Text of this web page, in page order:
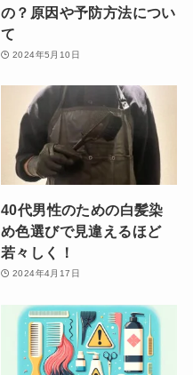
の？原因や予防方法につい
て
2024年5月10日
40代男性のための白髪染
め色選びで見違えるほど
若々しく！
2024年4月17日